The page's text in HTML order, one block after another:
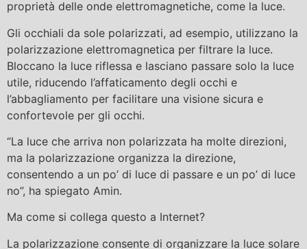
proprietà delle onde elettromagnetiche, come la luce.
Gli occhiali da sole polarizzati, ad esempio, utilizzano la
polarizzazione elettromagnetica per filtrare la luce.
Bloccano la luce riflessa e lasciano passare solo la luce
utile, riducendo l’affaticamento degli occhi e
l’abbagliamento per facilitare una visione sicura e
confortevole per gli occhi.
“La luce che arriva non polarizzata ha molte direzioni,
ma la polarizzazione organizza la direzione,
consentendo a un po’ di luce di passare e un po’ di luce
no”, ha spiegato Amin.
Ma come si collega questo a Internet?
La polarizzazione consente di organizzare la luce solare